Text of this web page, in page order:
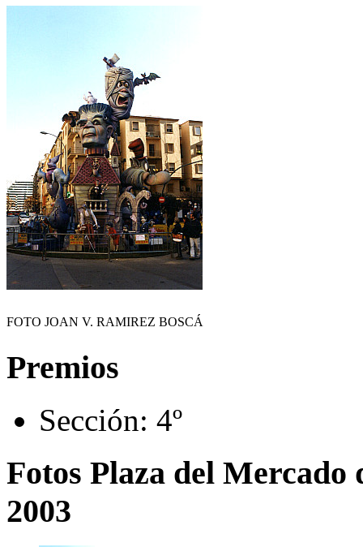
FOTO JOAN V. RAMIREZ BOSCÁ
Premios
Sección: 4º
Fotos Plaza del
2003